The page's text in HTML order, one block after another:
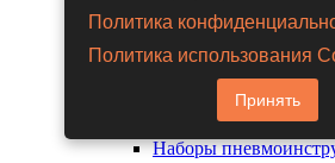
Гайковерты
Дрели пневматические
Другие
Заклепочники
Наборы
Политика
Политика использования
Принять